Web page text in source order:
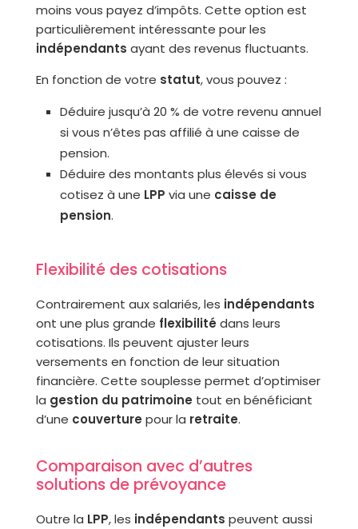
moins vous payez d’impôts. Cette option est
particulièrement intéressante pour les
indépendants ayant des revenus fluctuants.
En fonction de votre statut, vous pouvez :
Déduire jusqu’à 20 % de votre revenu annuel
si vous n’êtes pas affilié à une caisse de
pension.
Déduire des montants plus élevés si vous
cotisez à une LPP via une caisse de
pension.
Flexibilité des cotisations
Contrairement aux salariés, les indépendants
ont une plus grande flexibilité dans leurs
cotisations. Ils peuvent ajuster leurs
versements en fonction de leur situation
financière. Cette souplesse permet d’optimiser
la gestion du patrimoine tout en bénéficiant
d’une couverture pour la retraite.
Comparaison avec d’autres
solutions de prévoyance
Outre la LPP, les indépendants peuvent aussi